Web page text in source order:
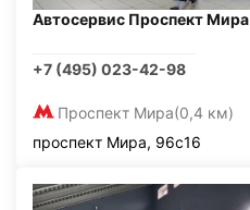
Автосервис Проспект Мира
+7 (495) 023-42-98
Проспект Мира(0,4 км)
проспект Мира, 96с16